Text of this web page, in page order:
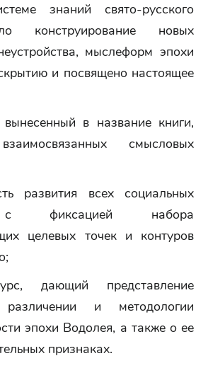
знаний свято-русского
конструирование новых
мыслеформ эпохи
и посвящено настоящее
в название книги,
смысловых
развития всех социальных
с фиксацией набора
целевых точек и контуров
дающий представление
и методологии
эпохи Водолея, а также о ее
признаках.